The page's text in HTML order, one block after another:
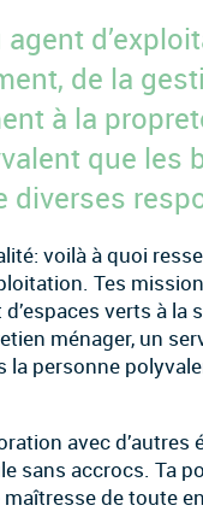
agent
de la
à la
que les
diverses
voilà à quoi
Tes
verts à
ménager, un
la personne
avec
sans accrocs. Ta
de toute